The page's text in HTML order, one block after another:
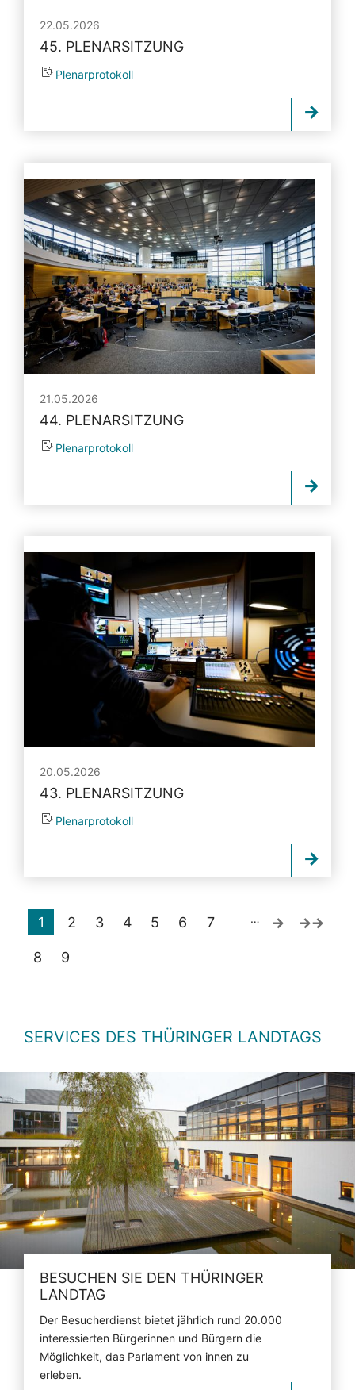
22.05.2026
45. PLENARSITZUNG
Plenarprotokoll
21.05.2026
44. PLENARSITZUNG
Plenarprotokoll
20.05.2026
43. PLENARSITZUNG
Plenarprotokoll
1 2 3 4 5 6 7
8 9
…
SERVICES DES THÜRINGER LANDTAGS
BESUCHEN SIE DEN THÜRINGER
LANDTAG
Der Besucherdienst bietet jährlich rund 20.000
interessierten Bürgerinnen und Bürgern die
Möglichkeit, das Parlament von innen zu
erleben.